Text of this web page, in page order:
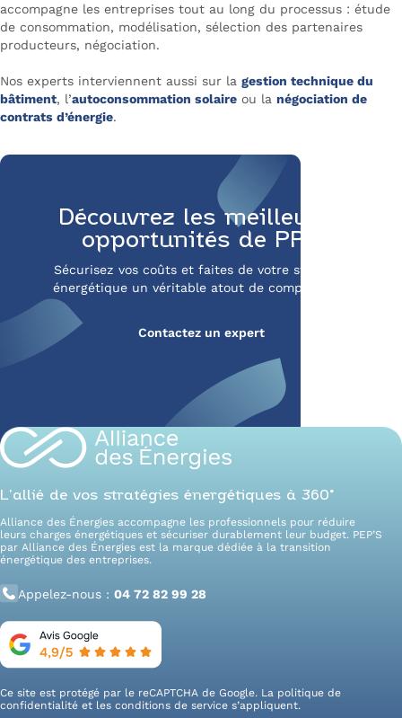
accompagne les entreprises tout au long du processus : étude
de consommation, modélisation, sélection des partenaires
producteurs, négociation.
Nos experts interviennent aussi sur la gestion technique du
bâtiment, l’autoconsommation solaire ou la négociation de
contrats d’énergie.
Découvrez les meilleures
opportunités de PPA
Sécurisez vos coûts et faites de votre stratégie
énergétique un véritable atout de compétitivité
Contactez un expert
L’allié de vos stratégies énergétiques à 360°
Alliance des Énergies accompagne les professionnels pour réduire
leurs charges énergétiques et sécuriser durablement leur budget. PEP’S
par Alliance des Énergies est la marque dédiée à la transition
énergétique des entreprises.
Appelez-nous : 04 72 82 99 28
Ce site est protégé par le reCAPTCHA de Google. La politique de
confidentialité et les conditions de service s’appliquent.